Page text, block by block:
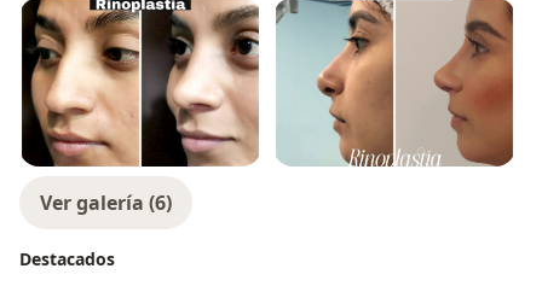
Ver galería (6)
Destacados